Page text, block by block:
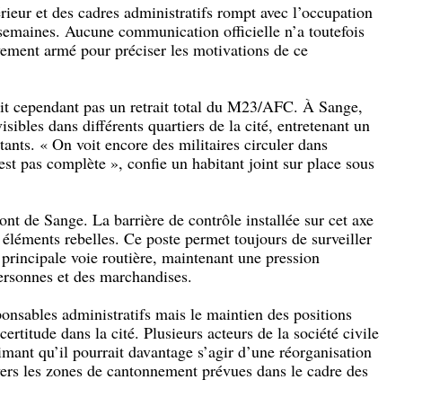
et des cadres administratifs rompt avec l’occupation
Aucune communication officielle n’a toutefois
armé pour préciser les motivations de ce
cependant pas un retrait total du M23/AFC. À Sange,
dans différents quartiers de la cité, entretenant un
« On voit encore des militaires circuler dans
pas complète », confie un habitant joint sur place sous
de Sange. La barrière de contrôle installée sur cet axe
rebelles. Ce poste permet toujours de surveiller
voie routière, maintenant une pression
et des marchandises.
administratifs mais le maintien des positions
dans la cité. Plusieurs acteurs de la société civile
qu’il pourrait davantage s’agir d’une réorganisation
les zones de cantonnement prévues dans le cadre des